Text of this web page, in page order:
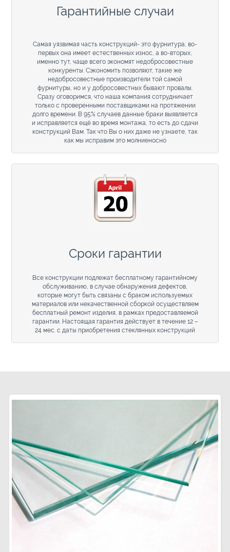
Гарантийные случаи
Самая уязвимая часть конструкций- это фурнитура, во-
первых она имеет естественных износ, а во-вторых,
именно тут, чаще всего экономят недобросовестные
конкуренты. Сэкономить позволяют, такие же
недобросовестные производители той самой
фурнитуры, но и у добросовестных бывают провалы.
Сразу оговоримся, что наша компания сотрудничает
только с проверенными поставщиками на протяжении
долго времени. В 95% случаев данные браки выявляется
и исправляется ещё во время монтажа, то есть до сдачи
конструкций Вам. Так что Вы о них даже не узнаете, так
как мы исправим это молниеносно
Сроки гарантии
Все конструкции подлежат бесплатному гарантийному
обслуживанию, в случае обнаружения дефектов,
которые могут быть связаны с браком используемых
материалов или некачественной сборкой осуществляем
бесплатный ремонт изделия, в рамках предоставляемой
гарантии. Настоящая гарантия действует в течение 12 –
24 мес. с даты приобретения стеклянных конструкций